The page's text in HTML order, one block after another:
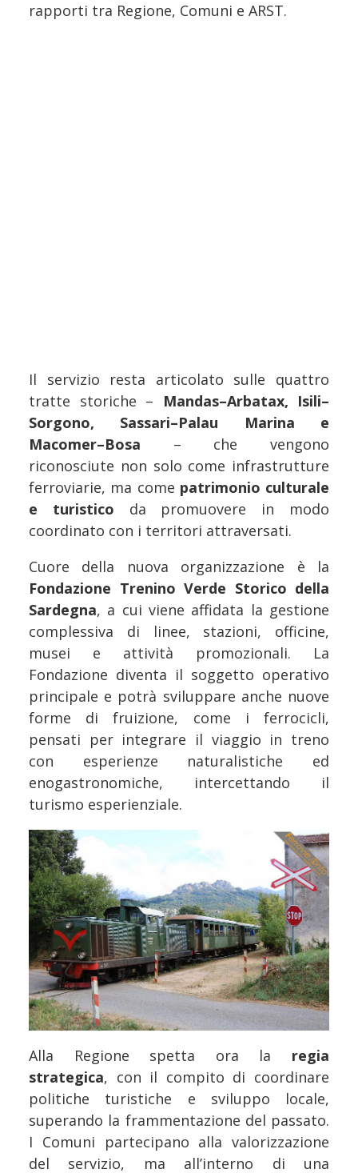
rapporti tra Regione, Comuni e ARST.
Il servizio resta articolato sulle quattro
tratte storiche –
Mandas–Arbatax, Isili–
Sorgono, Sassari–Palau Marina e
Macomer–Bosa – che vengono
riconosciute non solo come infrastrutture
ferroviarie, ma come patrimonio culturale
e turistico da promuovere in modo
coordinato con i territori attraversati.
Cuore della nuova organizzazione è la
Fondazione Trenino Verde Storico della
Sardegna, a cui viene affidata la gestione
complessiva di linee, stazioni, officine,
musei e attività promozionali. La
Fondazione diventa il soggetto operativo
principale e potrà sviluppare anche nuove
forme di fruizione, come i ferrocicli,
pensati per integrare il viaggio in treno
con esperienze naturalistiche ed
enogastronomiche, intercettando il
turismo esperienziale.
Alla Regione spetta ora la regia
strategica, con il compito di coordinare
politiche turistiche e sviluppo locale,
superando la frammentazione del passato.
I Comuni partecipano alla valorizzazione
del servizio, ma all’interno di una